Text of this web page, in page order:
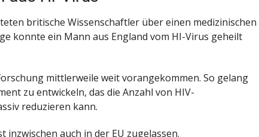
britische Wissenschaftler über einen medizinischen
konnte ein Mann aus England vom HI-Virus geheilt
mittlerweile weit vorangekommen. So gelang
zu entwickeln, das die Anzahl von HIV-
reduzieren kann.
inzwischen auch in der EU zugelassen.